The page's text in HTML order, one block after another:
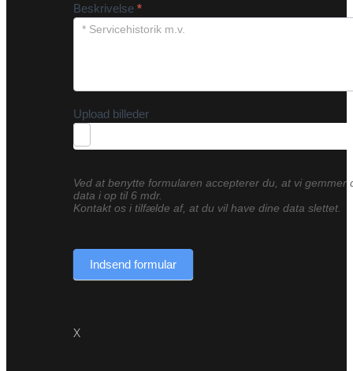
Beskrivelse *
Upload billeder
Ved at benytte formularen accepterer du, at vi gemmer
data i op til 6 mdr.
Kontakt os i tilfælde af, at du vil have dine data slettet.
Indsend formular
X